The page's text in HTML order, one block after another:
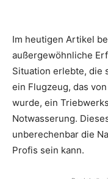
Im heutigen Artikel
außergewöhnliche
Situation erlebte, die
ein Flugzeug, das
wurde, ein
Notwasserung.
unberechenbar die
Profis sein kann.